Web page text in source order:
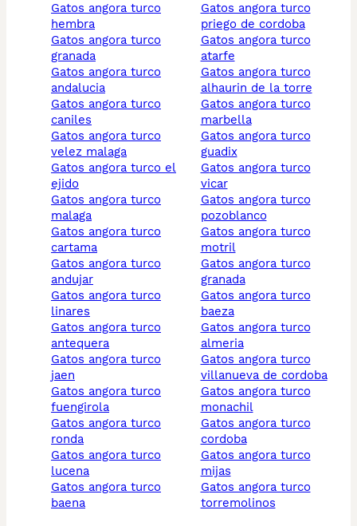
gatos angora turco
hembra
gatos angora turco
granada
gatos angora turco
andalucia
gatos angora turco
caniles
gatos angora turco
velez malaga
gatos angora turco el
ejido
gatos angora turco
malaga
gatos angora turco
cartama
gatos angora turco
andujar
gatos angora turco
linares
gatos angora turco
antequera
gatos angora turco
jaen
gatos angora turco
fuengirola
gatos angora turco
ronda
gatos angora turco
lucena
gatos angora turco
baena
gatos angora turco
priego de cordoba
gatos angora turco
atarfe
gatos angora turco
alhaurin de la torre
gatos angora turco
marbella
gatos angora turco
guadix
gatos angora turco
vicar
gatos angora turco
pozoblanco
gatos angora turco
motril
gatos angora turco
granada
gatos angora turco
baeza
gatos angora turco
almeria
gatos angora turco
villanueva de cordoba
gatos angora turco
monachil
gatos angora turco
cordoba
gatos angora turco
mijas
gatos angora turco
torremolinos